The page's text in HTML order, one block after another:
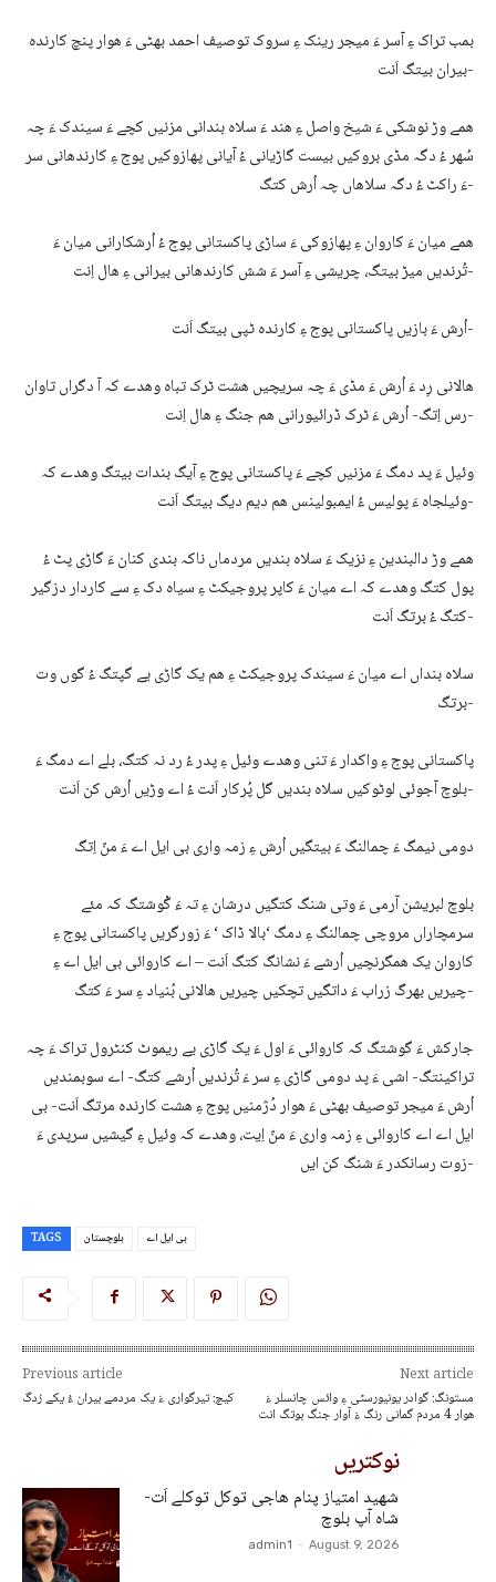
بمب تراک ءِ آسر ءَ میجر رینک ءِ سروک توصیف احمد بھٹی ءَ ھوار پنچ کارندہ
بیران بیتگ اَنت-
ھمے وڑ نوشکی ءَ شیخ واصل ءِ ھند ءَ سلاہ بندانی مزنیں کچے ءَ سیندک ءَ چہ
سُھر ءُ دگہ مڈی بروکیں بیست گاڑیانی ءُ آیانی پھازوکیں پوج ءِ کارندھانی سر
ءَ راکٹ ءُ دگہ سلاھاں چہ اُرش کتگ-
ھمے میان ءَ کاروان ءِ پھازوکی ءَ ساڑی پاکستانی پوج ءُ اُرشکارانی میان ءَ
تُرندیں میڑ بیتگ، چریشی ءِ آسر ءَ شش کارندھانی بیرانی ءِ ھال اِنت-
اُرش ءَ بازیں پاکستانی پوج ءِ کارندہ ٹپی بیتگ اَنت-
ھالانی رِد ءَ اُرش ءَ مڈی ءَ چہ سریچیں ھشت ٹرک تباہ وھدے کہ آ دگراں تاوان
رس اِتگ- اُرش ءَ ٹرک ڈرائیورانی ھم جنگ ءِ ھال اِنت-
وئیل ءَ پد دمگ ءَ مزنیں کچے ءَ پاکستانی پوج ءِ آیگ بندات بیتگ وھدے کہ
وئیلجاہ ءَ پولیس ءُ ایمبولینس ھم دیم دیگ بیتگ اَنت-
ھمے وڑ دالبندین ءِ نزیک ءَ سلاہ بندیں مردماں ناکہ بندی کنان ءَ گاڑی پٹ ءُ
پول کتگ وھدے کہ اے میان ءَ کاپر پروجیکٹ ءِ سیاہ دک ءِ سے کاردار دزگیر
کتگ ءُ برتگ اَنت-
سلاہ بنداں اے میان ءَ سیندک پروجیکٹ ءِ ھم یک گاڑی یے گپتگ ءُ گوں وت
برتگ-
پاکستانی پوج ءِ واکدار ءَ تنی وھدے وئیل ءِ پدر ءُ رد نہ کتگ، بلے اے دمگ ءَ
بلوچ آجوئی لوٹوکیں سلاہ بندیں گل پُرکار اَنت ءُ اے وڑیں اُرش کن اَنت-
دومی نیمگ ءَ چمالنگ ءَ بیتگیں اُرش ءِ زمہ واری بی ایل اے ءَ منّ اِتگ
بلوچ لبریشن آرمی ءَ وتی شنگ کتگیں درشان ءِ تہ ءَ گْوشتگ کہ مئے
سرمچاراں مروچی چمالنگ ءِ دمگ ‘بالا ڈاک ‘ ءَ زورگریں پاکستانی پوج ءِ
کاروان یک ھمگرنچیں اُرشے ءَ نشانگ کتگ اَنت – اے کاروائی بی ایل اے ءِ
چیریں بھرگ زراب ءَ داتگیں تچکیں چیریں ھالانی بُنیاد ءِ سر ءَ کتگ-
جارکش ءَ گوشتگ کہ کاروائی ءَ اول ءَ یک گاڑی یے ریموٹ کنٹرول تراک ءَ چہ
تراکینتگ- اشی ءَ پد دومی گاڑی ءِ سر ءَ تُرندیں اُرشے کتگ- اے سوبمندیں
اُرش ءَ میجر توصیف بھٹی ءَ ھوار دُژمنیں پوج ءِ ھشت کارندہ مرتگ اَنت- بی
ایل اے اے کاروائی ءِ زمہ واری ءَ منّ اِیت، وھدے کہ وئیل ءِ گیشیں سرپدی ءَ
زوت رسانکدر ءَ شنگ کن ایں-
TAGS بلوچستان بی ایل اے
Previous article
کیچ: تیرگواری ءَ یک مردمے بیران ءُ یکے زدگ
Next article
مستونگ: گوادر یونیورسٹی ءِ وائس چانسلر ءَ
ھوار 4 مردم گمانی رنگ ءَ آوار جنگ بوتگ انت
نوکتریں
شھید امتیاز پنام ھاجی توکل توکلے اَت-
شاہ آپ بلوچ
admin1 - August 9, 2026